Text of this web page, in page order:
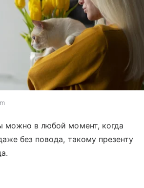
можно в любой момент, когда
без повода, такому презенту